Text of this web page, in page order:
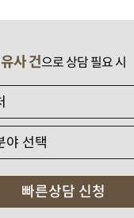
유사 건으로 상담 필요 시